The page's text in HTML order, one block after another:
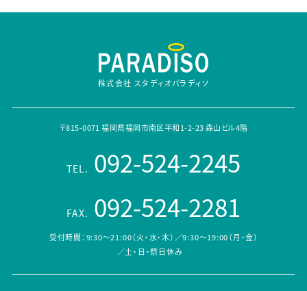
株式会社 スタディオパラディソ
〒815-0071 福岡県福岡市南区平和1-2-23 森山ビル4階
TEL. 092-524-2245
FAX. 092-524-2281
受付時間：9:30～21:00（火・水・木）／9:30～19:00（月・金）
／土・日・祭日休み